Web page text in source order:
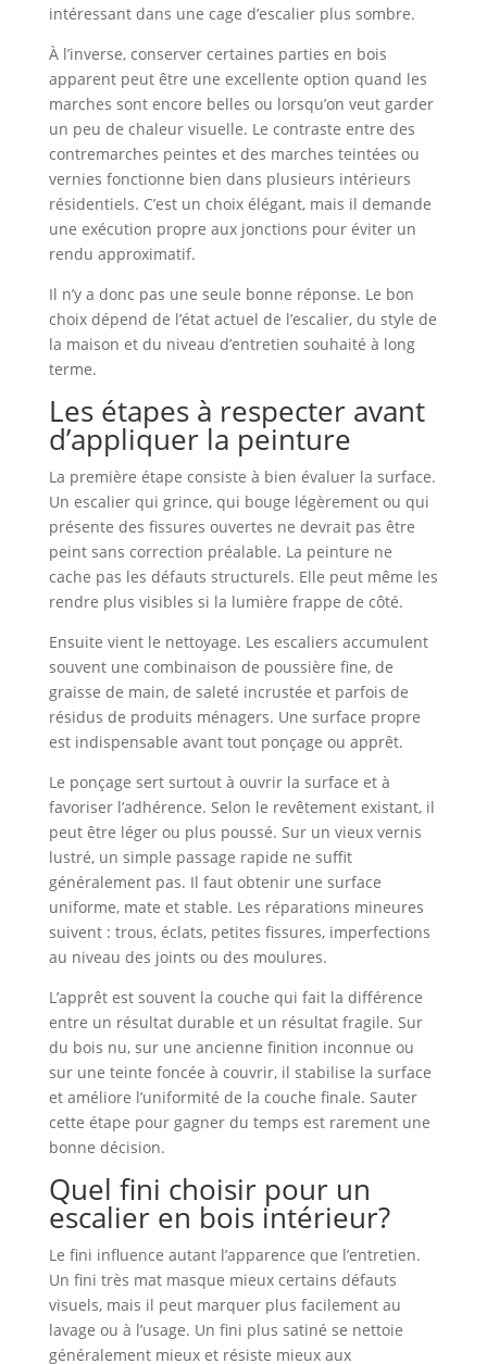
intéressant dans une cage d’escalier plus sombre.
À l’inverse, conserver certaines parties en bois
apparent peut être une excellente option quand les
marches sont encore belles ou lorsqu’on veut garder
un peu de chaleur visuelle. Le contraste entre des
contremarches peintes et des marches teintées ou
vernies fonctionne bien dans plusieurs intérieurs
résidentiels. C’est un choix élégant, mais il demande
une exécution propre aux jonctions pour éviter un
rendu approximatif.
Il n’y a donc pas une seule bonne réponse. Le bon
choix dépend de l’état actuel de l’escalier, du style de
la maison et du niveau d’entretien souhaité à long
terme.
Les étapes à respecter avant
d’appliquer la peinture
La première étape consiste à bien évaluer la surface.
Un escalier qui grince, qui bouge légèrement ou qui
présente des fissures ouvertes ne devrait pas être
peint sans correction préalable. La peinture ne
cache pas les défauts structurels. Elle peut même les
rendre plus visibles si la lumière frappe de côté.
Ensuite vient le nettoyage. Les escaliers accumulent
souvent une combinaison de poussière fine, de
graisse de main, de saleté incrustée et parfois de
résidus de produits ménagers. Une surface propre
est indispensable avant tout ponçage ou apprêt.
Le ponçage sert surtout à ouvrir la surface et à
favoriser l’adhérence. Selon le revêtement existant, il
peut être léger ou plus poussé. Sur un vieux vernis
lustré, un simple passage rapide ne suffit
généralement pas. Il faut obtenir une surface
uniforme, mate et stable. Les réparations mineures
suivent : trous, éclats, petites fissures, imperfections
au niveau des joints ou des moulures.
L’apprêt est souvent la couche qui fait la différence
entre un résultat durable et un résultat fragile. Sur
du bois nu, sur une ancienne finition inconnue ou
sur une teinte foncée à couvrir, il stabilise la surface
et améliore l’uniformité de la couche finale. Sauter
cette étape pour gagner du temps est rarement une
bonne décision.
Quel fini choisir pour un
escalier en bois intérieur?
Le fini influence autant l’apparence que l’entretien.
Un fini très mat masque mieux certains défauts
visuels, mais il peut marquer plus facilement au
lavage ou à l’usage. Un fini plus satiné se nettoie
généralement mieux et résiste mieux aux